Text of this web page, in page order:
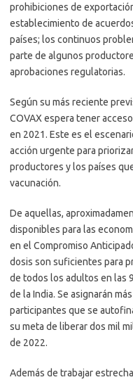
prohibiciones de
establecimiento de
países; los continuos
parte de algunos
aprobaciones regulatorias.
Según su más reciente
COVAX espera tener
en 2021. Este es el
acción urgente para
productores y los países
vacunación.
De aquellas,
disponibles para las
en el Compromiso
dosis son suficientes para
de todos los adultos en las
de la India. Se asignarán
participantes que se
su meta de liberar dos mil
de 2022.
Además de trabajar